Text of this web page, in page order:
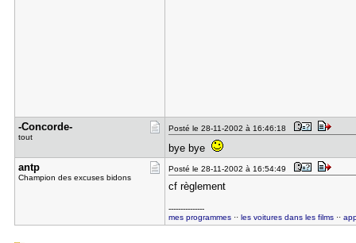
-Concorde-
tout
Posté le 28-11-2002 à 16:46:18
bye bye
antp
Champion des excuses bidons
Posté le 28-11-2002 à 16:54:49
cf règlement
---------------
mes programmes·· les voitures dans les films··